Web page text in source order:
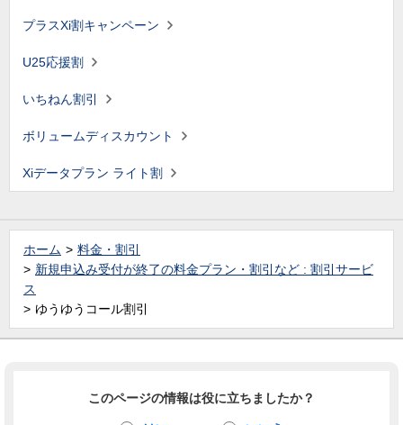
プラスXi割キャンペーン
U25応援割
いちねん割引
ボリュームディスカウント
Xiデータプラン ライト割
ホーム
料金・割引
新規申込み受付が終了の料金プラン・割引など : 割引サービ
ス
ゆうゆうコール割引
このページの情報は役に立ちましたか？